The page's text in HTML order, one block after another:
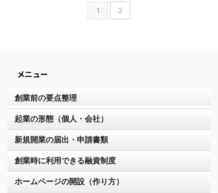
1 2
メニュー
創業前の要点整理
起業の形態（個人・会社）
新規開業の届出・申請書類
創業時に利用できる融資制度
ホームページの開設（作り方）